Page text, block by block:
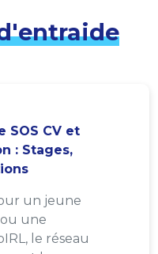
SOS CV et
: Stages,
un jeune
une
le réseau